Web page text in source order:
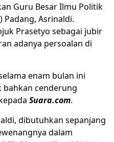
Guru Besar Ilmu Politik
Padang, Asrinaldi.
Prasetyo sebagai jubir
adanya persoalan di
enam bulan ini
bahkan cenderung
Suara.com.
dibutuhkan sepanjang
dalam